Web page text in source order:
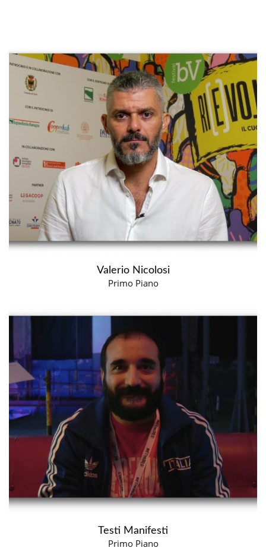
Valerio Nicolosi
Primo Piano
Testi Manifesti
Primo Piano